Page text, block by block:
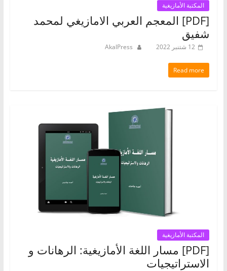
المكتبة الأمازيغية
[PDF] المعجم العربي الامازيغي لمحمد
شفيق
12 شتنبر 2022 AkalPress
Read more
المكتبة الأمازيغية
[PDF] مسار اللغة الأمازيغية: الرهانات و
الاستراتيجيات